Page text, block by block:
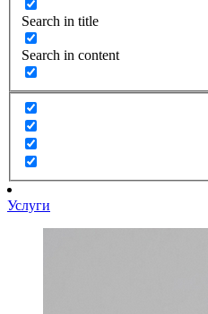
Search in title
Search in content
Услуги